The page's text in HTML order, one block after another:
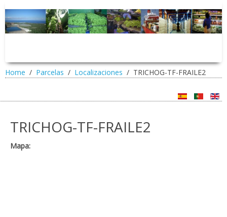
Home Parcelas Localizaciones TRICHOG-TF-FRAILE2
TRICHOG-TF-FRAILE2
Mapa: